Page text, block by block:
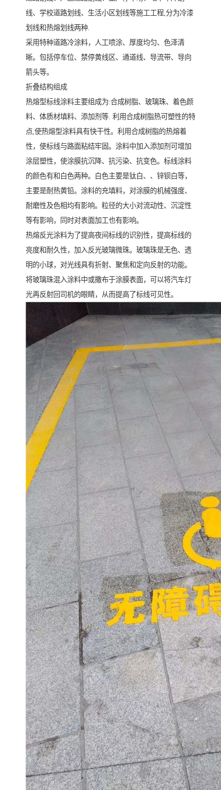
线、学校道路划线、生活小区划线等施工工程,分为冷漆
划线和热熔划线两种.
采用特种道路冷涂料，人工喷涂、厚度均匀、色泽清
晰。包括停车位、禁停黄线区、通道线、导流带、导向
箭头等。
折叠结构组成
热熔型标线涂料主要组成为:合成树脂、玻璃珠、着色颜
料、体质材填料、添加剂等. 利用合成树脂热可塑性的特
点,使热熔型涂料具有快干性。利用合成树脂的热熔着
性，使标线与路面粘结牢固。涂料中加入添加剂可增加
涂层塑性，使涂膜抗沉降、抗污染、抗变色。标线涂料
的颜色有和白色两种。白色主要是钛白、、锌钡白等，
主要是耐热黄铅。涂料的充填料，对涂膜的机械强度、
耐磨性及色相均有影响。粒径的大小对流动性、沉淀性
等有影响，同时对表面加工也有影响。
热熔反光涂料为了提高夜间标线的识别性，提高标线的
亮度和耐久性，加入反光玻璃微珠。玻璃珠是无色、透
明的小球，对光线具有折射、聚焦和定向反射的功能。
将玻璃珠混入涂料中或撒布于涂膜表面，可以将汽车灯
光再反射回司机的眼睛，从而提高了标线可见性。